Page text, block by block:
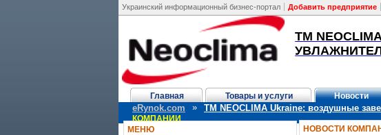
Украинский информационный бизнес-портал Добавить предприятие
TM
Главная Товары и услуги Новости
eRynok.com » TM NEOCLIMA Ukraine: воздушные
КОМПАНИИ
МЕНЮ
НОВОСТИ